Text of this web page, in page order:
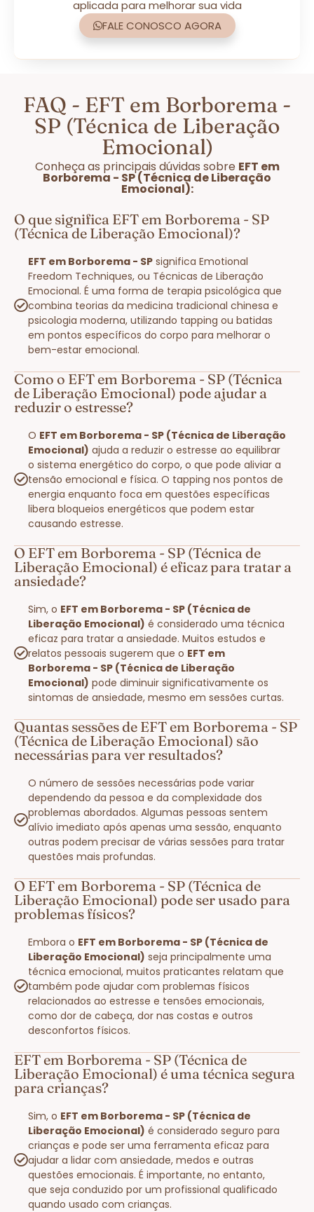
aplicada para melhorar sua vida
FALE CONOSCO AGORA
FAQ - EFT em Borborema -
SP (Técnica de Liberação
Emocional)
Conheça as principais dúvidas sobre EFT em
Borborema - SP (Técnica de Liberação
Emocional):
O que significa EFT em Borborema - SP
(Técnica de Liberação Emocional)?
EFT em Borborema - SP significa Emotional
Freedom Techniques, ou Técnicas de Liberação
Emocional. É uma forma de terapia psicológica que
combina teorias da medicina tradicional chinesa e
psicologia moderna, utilizando tapping ou batidas
em pontos específicos do corpo para melhorar o
bem-estar emocional.
Como o EFT em Borborema - SP (Técnica
de Liberação Emocional) pode ajudar a
reduzir o estresse?
O EFT em Borborema - SP (Técnica de Liberação
Emocional) ajuda a reduzir o estresse ao equilibrar
o sistema energético do corpo, o que pode aliviar a
tensão emocional e física. O tapping nos pontos de
energia enquanto foca em questões específicas
libera bloqueios energéticos que podem estar
causando estresse.
O EFT em Borborema - SP (Técnica de
Liberação Emocional) é eficaz para tratar a
ansiedade?
Sim, o EFT em Borborema - SP (Técnica de
Liberação Emocional) é considerado uma técnica
eficaz para tratar a ansiedade. Muitos estudos e
relatos pessoais sugerem que o EFT em
Borborema - SP (Técnica de Liberação
Emocional) pode diminuir significativamente os
sintomas de ansiedade, mesmo em sessões curtas.
Quantas sessões de EFT em Borborema - SP
(Técnica de Liberação Emocional) são
necessárias para ver resultados?
O número de sessões necessárias pode variar
dependendo da pessoa e da complexidade dos
problemas abordados. Algumas pessoas sentem
alívio imediato após apenas uma sessão, enquanto
outras podem precisar de várias sessões para tratar
questões mais profundas.
O EFT em Borborema - SP (Técnica de
Liberação Emocional) pode ser usado para
problemas físicos?
Embora o EFT em Borborema - SP (Técnica de
Liberação Emocional) seja principalmente uma
técnica emocional, muitos praticantes relatam que
também pode ajudar com problemas físicos
relacionados ao estresse e tensões emocionais,
como dor de cabeça, dor nas costas e outros
desconfortos físicos.
EFT em Borborema - SP (Técnica de
Liberação Emocional) é uma técnica segura
para crianças?
Sim, o EFT em Borborema - SP (Técnica de
Liberação Emocional) é considerado seguro para
crianças e pode ser uma ferramenta eficaz para
ajudar a lidar com ansiedade, medos e outras
questões emocionais. É importante, no entanto,
que seja conduzido por um profissional qualificado
quando usado com crianças.